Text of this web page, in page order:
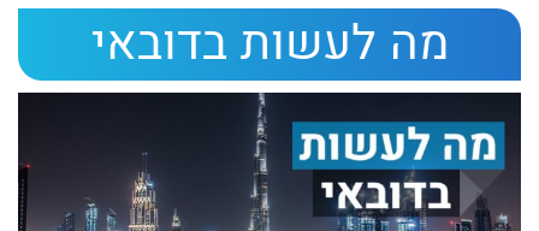
ת
ת
י
ת
ה
מה לעשות בדובאי